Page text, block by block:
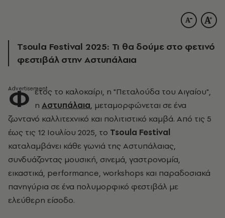
Tsoula Festival 2025: Τι θα δούμε στο φετινό
φεστιβάλ στην Αστυπάλαια
Φ έτος το καλοκαίρι, η "Πεταλούδα του Αιγαίου",
η Αστυπάλαια, μεταμορφώνεται σε ένα
ζωντανό καλλιτεχνικό και πολιτιστικό καμβά. Από τις 5
έως τις 12 Ιουλίου 2025, το Tsoula Festival
καταλαμβάνει κάθε γωνιά της Αστυπάλαιας,
συνδυάζοντας μουσική, σινεμά, γαστρονομία,
εικαστικά, performance, workshops και παραδοσιακά
πανηγύρια σε ένα πολυμορφικό φεστιβάλ με
ελεύθερη είσοδο.